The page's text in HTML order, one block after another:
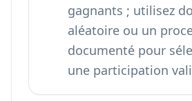
gagnants ; utilisez
aléatoire ou un
documenté pour
une participation